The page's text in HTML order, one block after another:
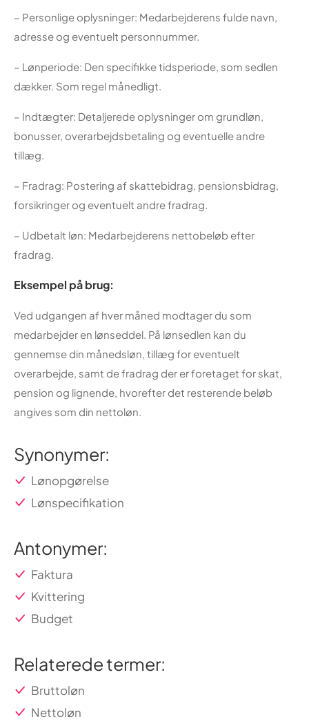
– Personlige oplysninger: Medarbejderens fulde navn,
adresse og eventuelt personnummer.
– Lønperiode: Den specifikke tidsperiode, som sedlen
dækker. Som regel månedligt.
– Indtægter: Detaljerede oplysninger om grundløn,
bonusser, overarbejdsbetaling og eventuelle andre
tillæg.
– Fradrag: Postering af skattebidrag, pensionsbidrag,
forsikringer og eventuelt andre fradrag.
– Udbetalt løn: Medarbejderens nettobeløb efter
fradrag.
Eksempel på brug:
Ved udgangen af hver måned modtager du som
medarbejder en lønseddel. På lønsedlen kan du
gennemse din månedsløn, tillæg for eventuelt
overarbejde, samt de fradrag der er foretaget for skat,
pension og lignende, hvorefter det resterende beløb
angives som din nettoløn.
Synonymer:
Lønopgørelse
Lønspecifikation
Antonymer:
Faktura
Kvittering
Budget
Relaterede termer:
Bruttoløn
Nettoløn